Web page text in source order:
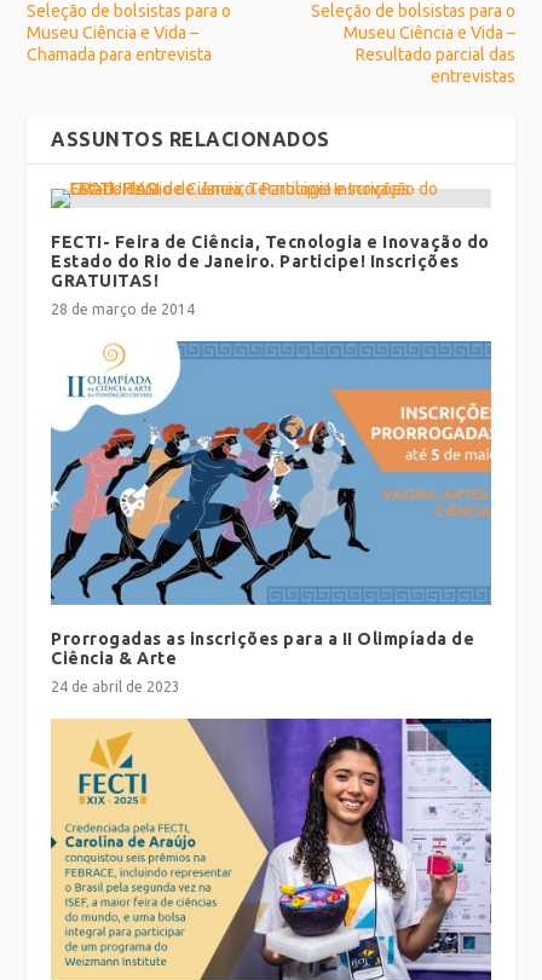
Seleção de bolsistas para o
Museu Ciência e Vida –
Chamada para entrevista
Seleção de bolsistas para o
Museu Ciência e Vida –
Resultado parcial das
entrevistas
ASSUNTOS RELACIONADOS
FECTI- Feira de Ciência, Tecnologia e Inovação do
Estado do Rio de Janeiro. Participe! Inscrições
GRATUITAS!
28 de março de 2014
Prorrogadas as inscrições para a II Olimpíada de
Ciência & Arte
24 de abril de 2023